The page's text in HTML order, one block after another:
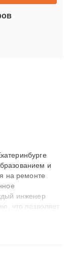
и
на ремонте
инженер
что позволяет
мастера